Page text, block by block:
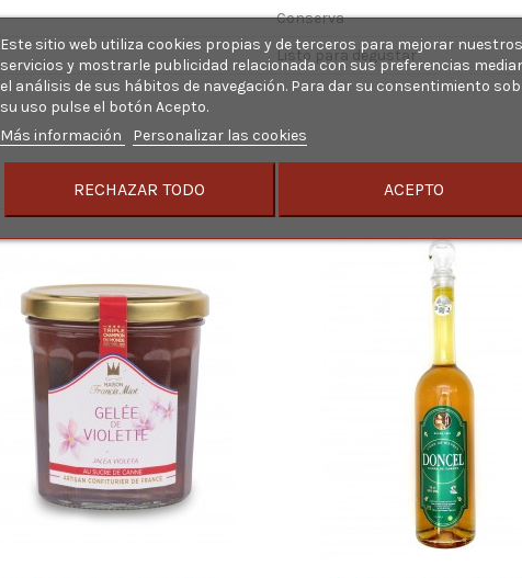
Conserva
Listo para degustar
Este sitio web utiliza cookies propias y de terceros para mejorar nuestros
servicios y mostrarle publicidad relacionada con sus preferencias
el análisis de sus hábitos de navegación. Para dar su consentimiento
su uso pulse el botón Acepto.
Más información
Personalizar las cookies
RECHAZAR TODO ACEPTO